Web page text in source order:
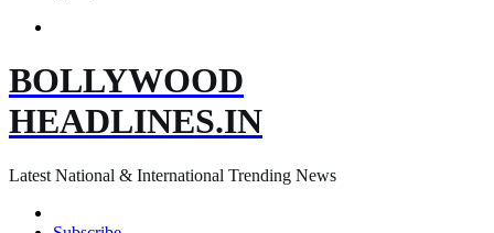
BOLLYWOOD
HEADLINES.IN
Latest National & International Trending News